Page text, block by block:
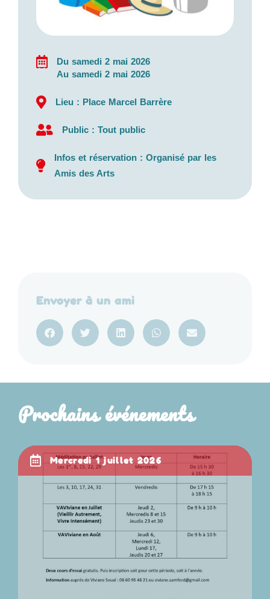
Du samedi 2 mai 2026
Au samedi 2 mai 2026
Lieu : Place Marcel Barrère
Public : Tout public
Infos et réservation : Organisé par les
Amis des Arts
Envoyer à un ami
Prochains événements
mercredi 1 juillet 2026